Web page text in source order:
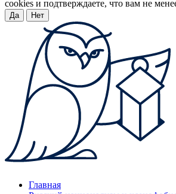
cookies и подтверждаете, что вам не
Да Нет
Главная